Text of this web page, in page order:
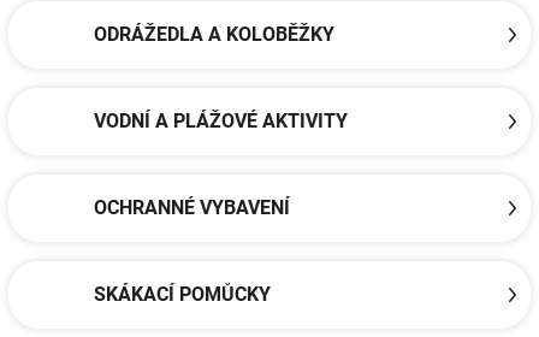
ODRÁŽEDLA A KOLOBĚŽKY
VODNÍ A PLÁŽOVÉ AKTIVITY
OCHRANNÉ VYBAVENÍ
SKÁKACÍ POMŮCKY